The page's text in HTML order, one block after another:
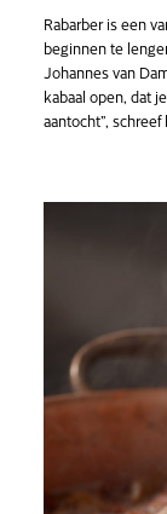
Rabarber is een
beginnen te
Johannes van
kabaal open, dat
aantocht”, schreef